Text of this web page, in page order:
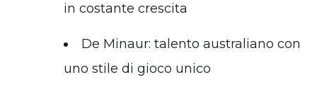
in costante crescita
De Minaur: talento australiano con
uno stile di gioco unico